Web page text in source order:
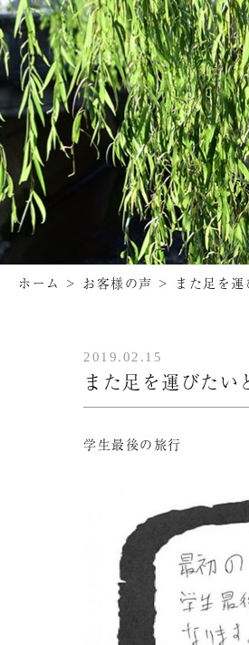
ホーム > お客様の声 > また足を運
2019.02.15
また足を運びたい
学生最後の旅行